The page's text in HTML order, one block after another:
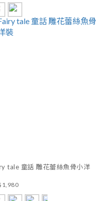
tale 童話 雕花蕾絲魚骨小洋